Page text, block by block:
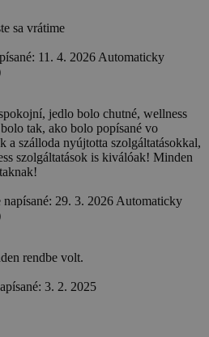
sa vrátime
11. 4. 2026 Automaticky
jedlo bolo chutné, wellness
tak, ako bolo popísané vo
a szálloda nyújtotta szolgáltatásokkal,
szolgáltatások is kiválóak! Minden
29. 3. 2026 Automaticky
rendbe volt.
3. 2. 2025